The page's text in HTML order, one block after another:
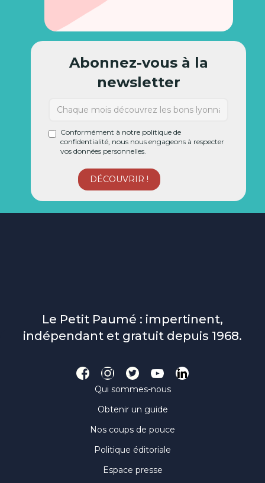
Abonnez-vous à la
newsletter
Conformément à notre politique de
confidentialité, nous nous engageons à respecter
vos données personnelles.
Le Petit Paumé : impertinent,
indépendant et gratuit depuis 1968.
Qui sommes-nous
Obtenir un guide
Nos coups de pouce
Politique éditoriale
Espace presse